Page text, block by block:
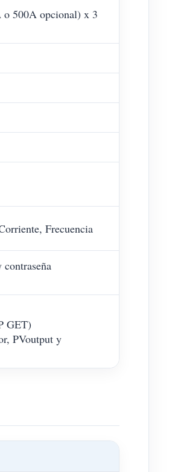
o 500A opcional) x 3
Frecuencia
GET)
PVoutput y